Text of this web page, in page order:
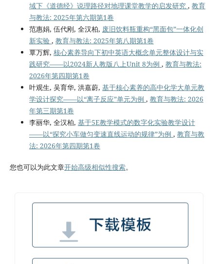
域下《道德经》说理路径对地理课堂教学的启发研究 , 教育
与教法: 2025年第六期第1卷
范惠娟, 伍代刚, 全汉柏, 废旧饮料瓶重构“黑面包”一体化创
新实验 , 教育与教法: 2025年第八期第1卷
覃万辉, 核心素养导向下初中英语大概念单元整体设计与实
践研究——以2024新人教版八上Unit 8为例 , 教育与教法:
2026年第四期第1卷
叶观生, 吴育华, 洪嘉蔚, 基于核心素养的高中化学大单元教
学设计探究——以“离子反应”单元为例 , 教育与教法: 2026
年第三期第1卷
李丽华, 全汉柏, 基于5E教学模式的数字化实验教学设计
——以“探究小车做匀变速直线运动的规律”为例 , 教育与教
法: 2026年第四期第1卷
您也可以为此文章开始高级相似性搜索。